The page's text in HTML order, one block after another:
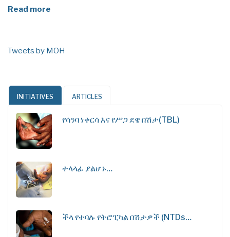
Read more
Tweets by MOH
INITIATIVES ARTICLES
የሳንባ ነቀርሳ እና የሥጋ ደዌ በሽታ(TBL)
ተላላፊ ያልሆኑ…
ችላ የተባሉ የትሮፒካል በሽታዎች (NTDs…